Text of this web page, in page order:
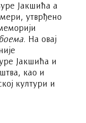
Јакшића а
мери, утврђено
боема. На овај
Јакшића и
као и
култури и